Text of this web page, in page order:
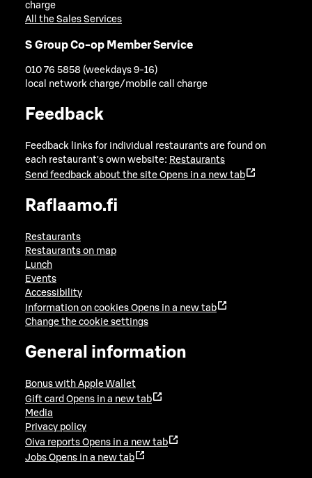
charge
All the Sales Services
S Group Co-op Member Service
010 76 5858 (weekdays 9-16)
local network charge/mobile call charge
Feedback
Feedback links for individual restaurants are found on
each restaurant's own website: Restaurants
Send feedback about the site Opens in a new tab
Raflaamo.fi
Restaurants
Restaurants on map
Lunch
Events
Accessibility
Information on cookies Opens in a new tab
Change the cookie settings
General information
Bonus with Apple Wallet
Gift card Opens in a new tab
Media
Privacy policy
Oiva reports Opens in a new tab
Jobs Opens in a new tab